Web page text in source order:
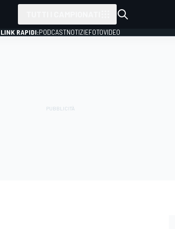
LINK RAPIDI:PODCASTNOTIZIEFOTOVIDEO